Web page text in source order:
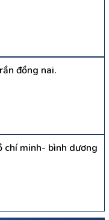
đồng nai.
chí minh- bình dương